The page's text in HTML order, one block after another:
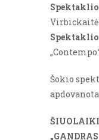
Virbickaitė
Spektaklio
Šokio